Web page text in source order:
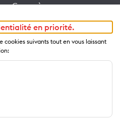
Congrès
Trade
Espace Médias
Annonceurs
Brochures et guides
en priorité.
cookies suivants tout en vous laissant